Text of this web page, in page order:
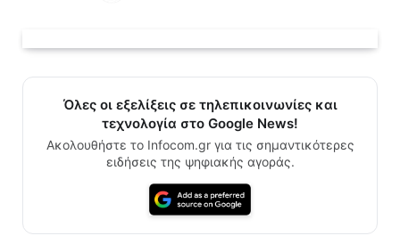
Όλες οι εξελίξεις σε τηλεπικοινωνίες και
τεχνολογία στο Google News!
Ακολουθήστε το Infocom.gr για τις σημαντικότερες
ειδήσεις της ψηφιακής αγοράς.